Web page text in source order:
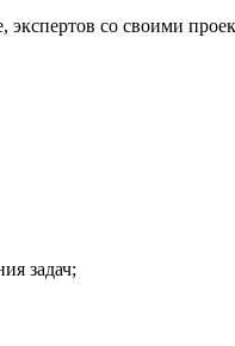
со своими
задач;